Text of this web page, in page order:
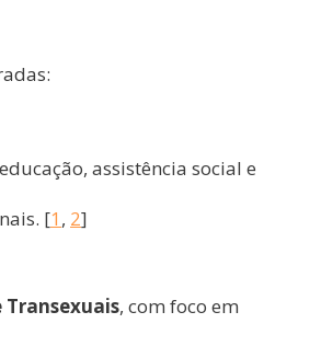
assistência social e
[1, 2]
Transexuais, com foco em